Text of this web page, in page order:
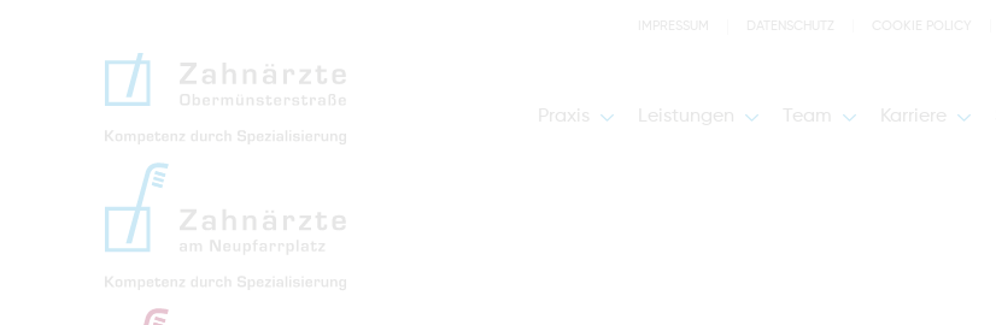
Praxis Leistungen Team Karriere